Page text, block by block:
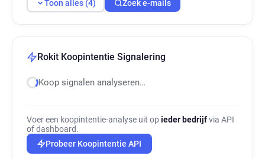
Toon alles (4) Zoek e-mails
Rokit Koopintentie Signalering
Koop signalen analyseren…
Voer een koopintentie-analyse uit op ieder bedrijfvia API
of dashboard.
Probeer Koopintentie API